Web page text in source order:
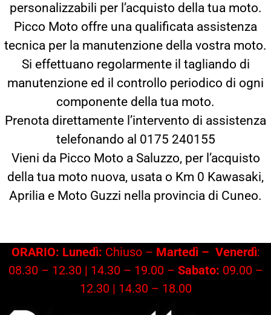
personalizzabili per l’acquisto della tua moto.
Picco Moto offre una qualificata assistenza
tecnica per la manutenzione della vostra moto.
Si effettuano regolarmente il tagliando di
manutenzione ed il controllo periodico di ogni
componente della tua moto.
Prenota direttamente l’intervento di assistenza
telefonando al 0175 240155
Vieni da Picco Moto a Saluzzo, per l’acquisto
della tua moto nuova, usata o Km 0 Kawasaki,
Aprilia e Moto Guzzi nella provincia di Cuneo.
ORARIO: Lunedì: Chiuso – Martedì – Venerdì:
08.30 – 12.30 | 14.30 – 19.00 – Sabato: 09.00 –
12.30 | 14.30 – 18.00